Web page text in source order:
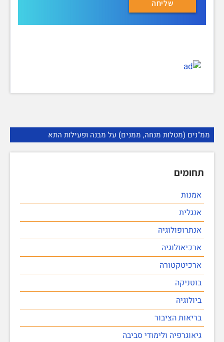
ממ"נים (מטלות מנחה, ממנים) על מבנה ופעילות התא
תחומים
אמנות
אנגלית
אנתרופולוגיה
ארכיאולוגיה
ארכיטקטורה
בוטניקה
ביולוגיה
בריאות הציבור
גיאוגרפיה ולימודי סביבה